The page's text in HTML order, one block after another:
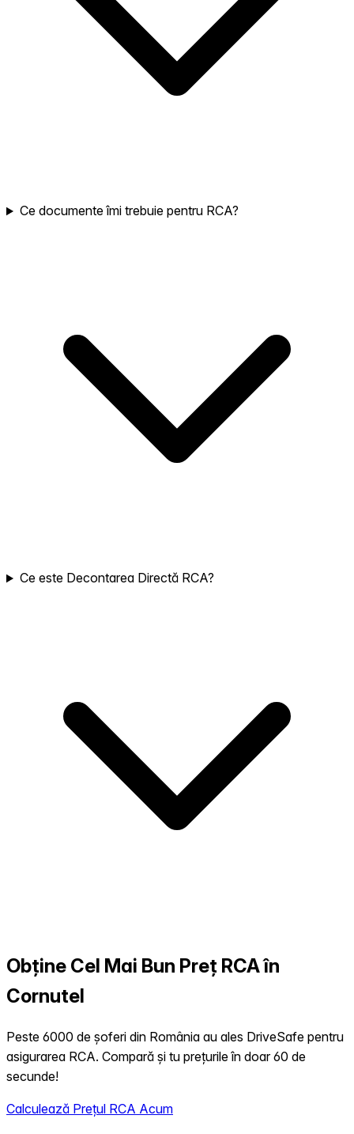
Ce documente îmi trebuie pentru RCA?
Ce este Decontarea Directă RCA?
Obține Cel Mai Bun Preț RCA în
Cornutel
Peste 6000 de șoferi din România au ales DriveSafe pentru
asigurarea RCA. Compară și tu prețurile în doar 60 de
secunde!
Calculează Prețul RCA Acum